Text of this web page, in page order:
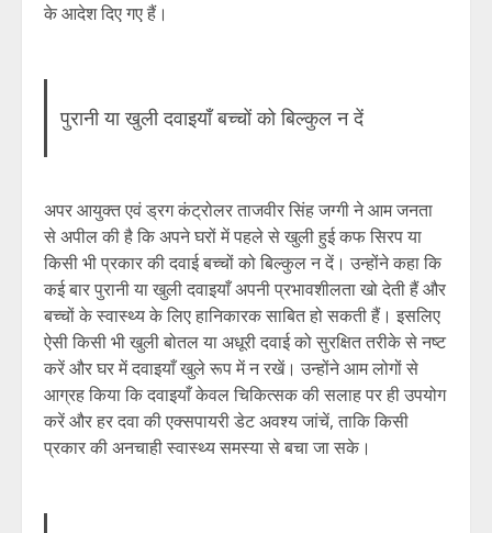
के आदेश दिए गए हैं।
पुरानी या खुली दवाइयाँ बच्चों को बिल्कुल न दें
अपर आयुक्त एवं ड्रग कंट्रोलर ताजवीर सिंह जग्गी ने आम जनता
से अपील की है कि अपने घरों में पहले से खुली हुई कफ सिरप या
किसी भी प्रकार की दवाई बच्चों को बिल्कुल न दें। उन्होंने कहा कि
कई बार पुरानी या खुली दवाइयाँ अपनी प्रभावशीलता खो देती हैं और
बच्चों के स्वास्थ्य के लिए हानिकारक साबित हो सकती हैं। इसलिए
ऐसी किसी भी खुली बोतल या अधूरी दवाई को सुरक्षित तरीके से नष्ट
करें और घर में दवाइयाँ खुले रूप में न रखें। उन्होंने आम लोगों से
आग्रह किया कि दवाइयाँ केवल चिकित्सक की सलाह पर ही उपयोग
करें और हर दवा की एक्सपायरी डेट अवश्य जांचें, ताकि किसी
प्रकार की अनचाही स्वास्थ्य समस्या से बचा जा सके।